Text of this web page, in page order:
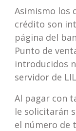
Asimismo los
crédito son
página del
Punto de
introducidos
servidor de
Al pagar con
le solicitarán
el número de